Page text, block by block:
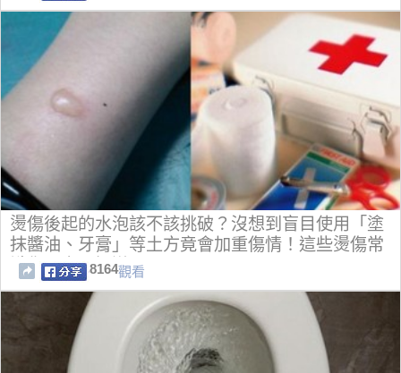
燙傷後起的水泡該不該挑破？沒想到盲目使用「塗
抹醬油、牙膏」等土方竟會加重傷情！這些燙傷常
識你一定要知道！！
8164觀看